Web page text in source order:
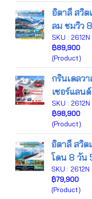
อิตาลี สวิต
ลม ชมวิว
SKU :
฿89,900
(Product)
กรินเดลว
เซอร์แลน
SKU :
฿98,900
(Product)
อิตาลี สวิต
โดน 8 วัน
SKU :
฿79,900
(Product)